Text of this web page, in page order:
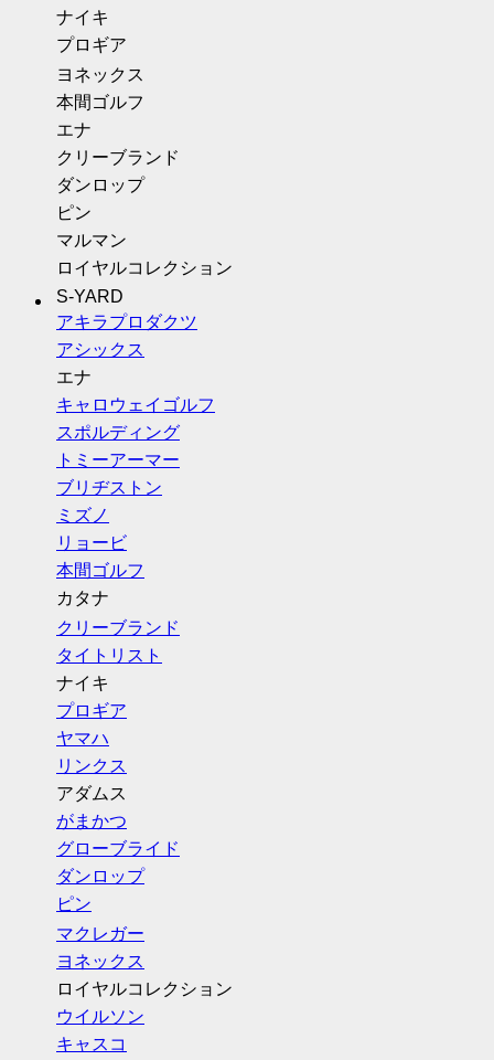
ナイキ
プロギア
ヨネックス
本間ゴルフ
エナ
クリーブランド
ダンロップ
ピン
マルマン
ロイヤルコレクション
S-YARD
アキラプロダクツ
アシックス
エナ
キャロウェイゴルフ
スポルディング
トミーアーマー
ブリヂストン
ミズノ
リョービ
本間ゴルフ
カタナ
クリーブランド
タイトリスト
ナイキ
プロギア
ヤマハ
リンクス
アダムス
がまかつ
グローブライド
ダンロップ
ピン
マクレガー
ヨネックス
ロイヤルコレクション
ウイルソン
キャスコ